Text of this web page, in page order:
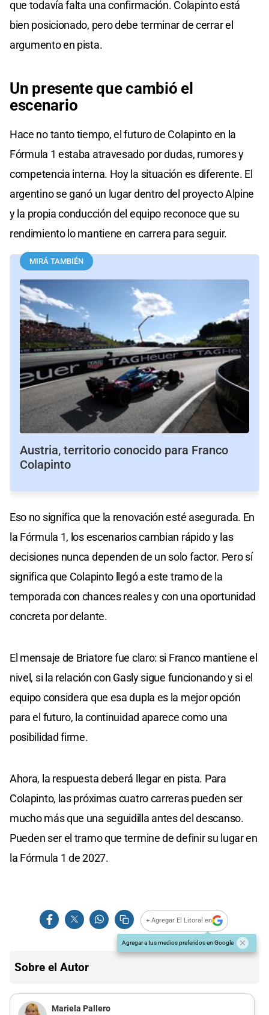
que todavía falta una confirmación. Colapinto está
bien posicionado, pero debe terminar de cerrar el
argumento en pista.
Un presente que cambió el
escenario
Hace no tanto tiempo, el futuro de Colapinto en la
Fórmula 1 estaba atravesado por dudas, rumores y
competencia interna. Hoy la situación es diferente. El
argentino se ganó un lugar dentro del proyecto Alpine
y la propia conducción del equipo reconoce que su
rendimiento lo mantiene en carrera para seguir.
MIRÁ TAMBIÉN
Austria, territorio conocido para Franco
Colapinto
Eso no significa que la renovación esté asegurada. En
la Fórmula 1, los escenarios cambian rápido y las
decisiones nunca dependen de un solo factor. Pero sí
significa que Colapinto llegó a este tramo de la
temporada con chances reales y con una oportunidad
concreta por delante.
El mensaje de Briatore fue claro: si Franco mantiene el
nivel, si la relación con Gasly sigue funcionando y si el
equipo considera que esa dupla es la mejor opción
para el futuro, la continuidad aparece como una
posibilidad firme.
Ahora, la respuesta deberá llegar en pista. Para
Colapinto, las próximas cuatro carreras pueden ser
mucho más que una seguidilla antes del descanso.
Pueden ser el tramo que termine de definir su lugar en
la Fórmula 1 de 2027.
+ Agregar El Litoral en
Agregar a tus medios preferidos en Google
Sobre el Autor
Mariela Pallero